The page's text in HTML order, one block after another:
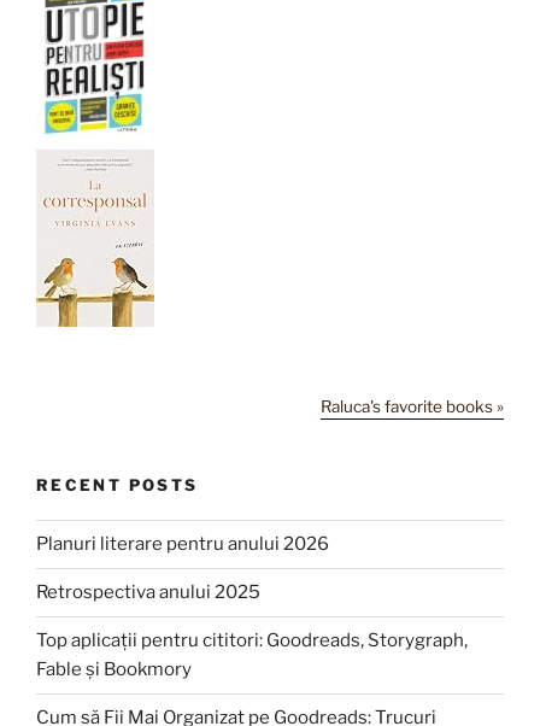
Raluca's favorite books »
RECENT POSTS
Planuri literare pentru anului 2026
Retrospectiva anului 2025
Top aplicații pentru cititori: Goodreads, Storygraph,
Fable și Bookmory
Cum să Fii Mai Organizat pe Goodreads: Trucuri